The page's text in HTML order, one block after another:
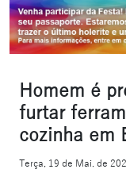
Homem é
furtar
cozinha em
Terça, 19 de Mai. de